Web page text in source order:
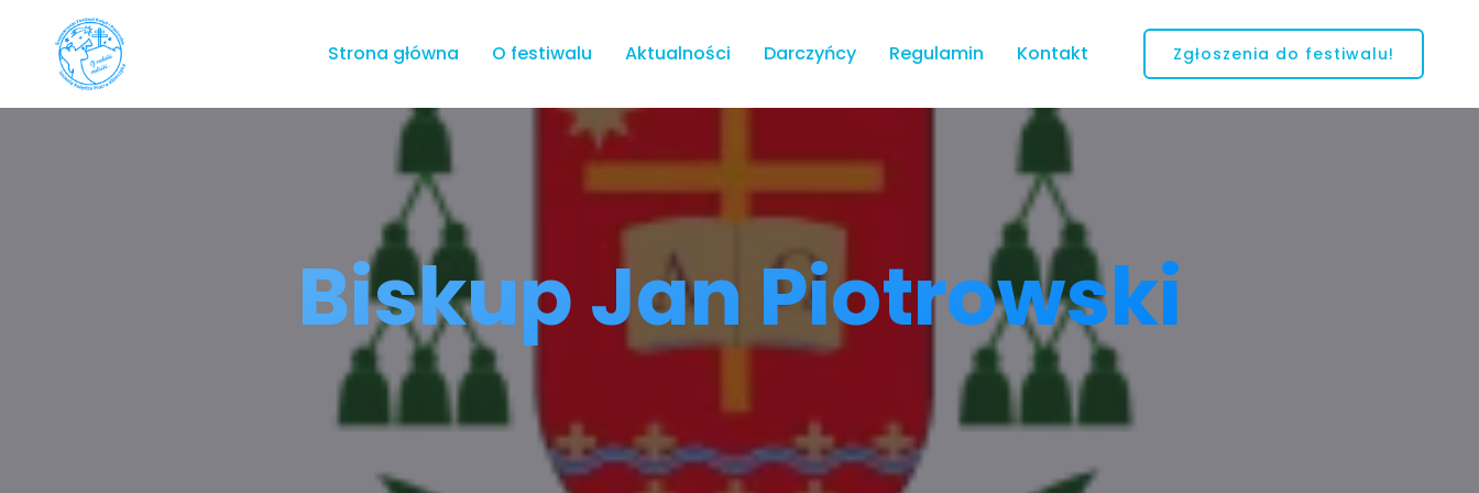
Strona główna O festiwalu Aktualności Darczyńcy Regulamin Kontakt Zgłoszenia do festiwalu!
Biskup Jan Piotrowski